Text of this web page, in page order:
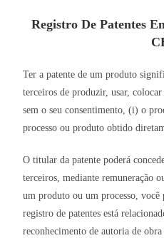
Registro De Patentes
Ter a patente de um produto
terceiros de produzir, usar,
sem o seu consentimento, (i) o
processo ou produto obtido
O titular da patente poderá
terceiros, mediante remuneração
um produto ou um processo,
registro de patentes está
reconhecimento de autoria de